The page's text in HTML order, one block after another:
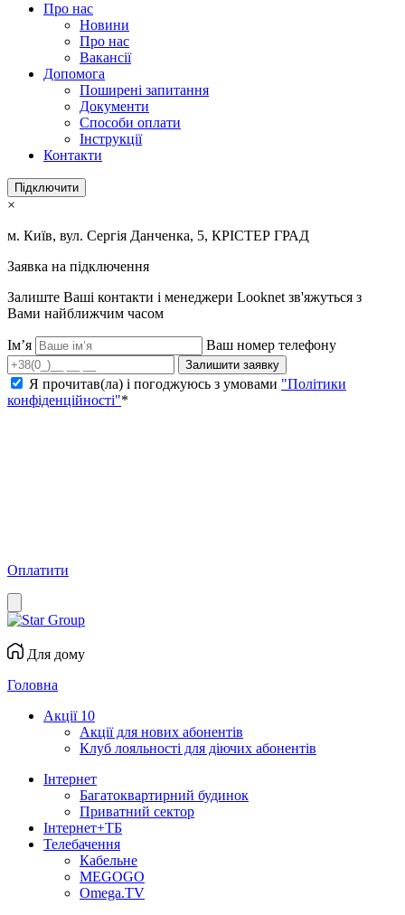
Про нас
Новини
Про нас
Вакансії
Допомога
Поширені запитання
Документи
Способи оплати
Інструкції
Контакти
Підключити
×
м. Київ, вул. Сергія Данченка, 5, КРІСТЕР ГРАД
Заявка на підключення
Залиште Ваші контакти і менеджери Looknet зв'яжуться з
Вами найближчим часом
Ім’я Ваш номер телефону
Залишити заявку
Я прочитав(ла) і погоджуюсь з умовами "Політики
конфіденційності"*
Оплатити
Для дому
Головна
Акції 10
Акції для нових абонентів
Клуб лояльності для діючих абонентів
Інтернет
Багатоквартирний будинок
Приватний сектор
Інтернет+ТБ
Телебачення
Кабельне
MEGOGO
Omega.TV